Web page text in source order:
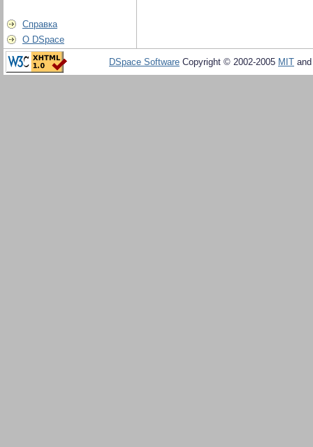
Справка
О DSpace
DSpace Software Copyright © 2002-2005 MIT